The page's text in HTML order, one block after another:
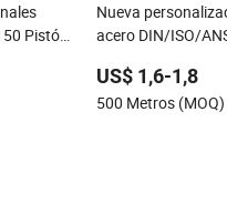
Pistón
Nueva
acero DIN/ISO/
US$ 1,6-1,8
500 Metros (MOQ)